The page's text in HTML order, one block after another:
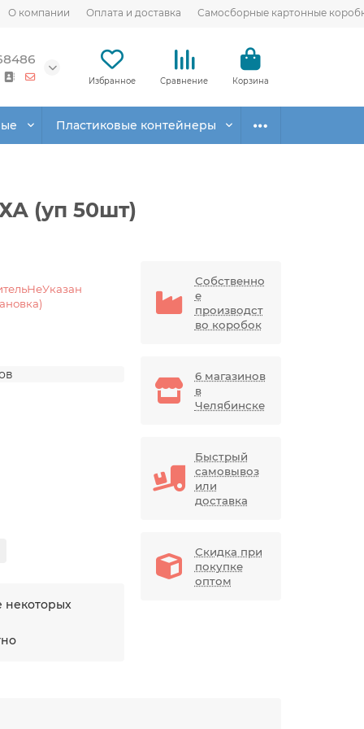
О компании Оплата и доставка Самосборные картонные
Избранное Сравнение Корзина
Пластиковые контейнеры
(уп 50шт)
некоторых
Собственно
е
производст
во коробок
6 магазинов
в
Челябинске
Быстрый
самовывоз
или
доставка
Скидка при
покупке
оптом